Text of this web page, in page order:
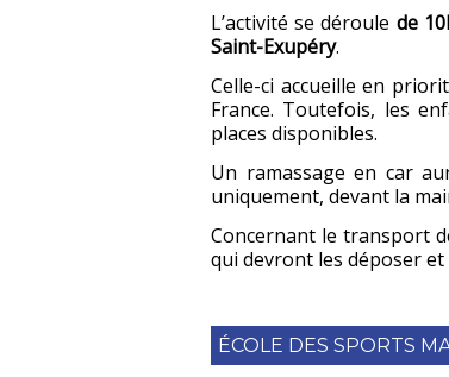
L’activité se déroule de
Saint-Exupéry.
Celle-ci accueille en
France. Toutefois, les
places disponibles.
Un ramassage en car
uniquement, devant la
Concernant le transport
qui devront les déposer
ÉCOLE DES SPORTS